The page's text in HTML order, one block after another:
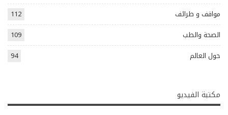
مواقف و طرائف
112
الصحة والطب
109
حول العالم
94
مكتبة الفيديو